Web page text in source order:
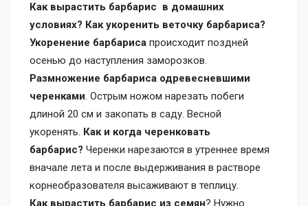
Как вырастить барбарис в домашних
условиях? Как укоренить веточку барбариса?
Укоренение барбариса происходит поздней
осенью до наступления заморозков.
Размножение барбариса одревесневшими
черенками. Острым ножом нарезать побеги
длиной 20 см и закопать в саду. Весной
укоренять. Как и когда черенковать
барбарис? Черенки нарезаются в утреннее время
вначале лета и после выдерживания в растворе
корнеобразователя высаживают в теплицу.
Как вырастить барбарис из семян? Нужно